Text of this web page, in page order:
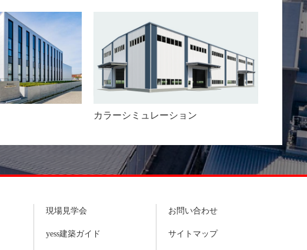
カラーシミュレーション
現場見学会
yess建築ガイド
お問い合わせ
サイトマップ